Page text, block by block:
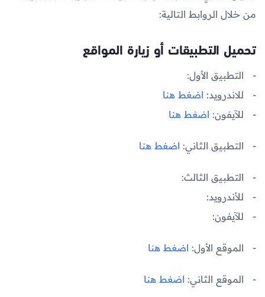
من خلال الروابط التالية:
تحميل التطبيقات أو زيارة المواقع
التطبيق الأول:
للاندرويد: اضغط هنا
للآيفون: اضغط هنا
التطبيق الثاني: اضغط هنا
التطبيق الثالث:
للأندرويد:
للآيفون:
الموقع الأول: اضغط هنا
الموقع الثاني: اضغط هنا